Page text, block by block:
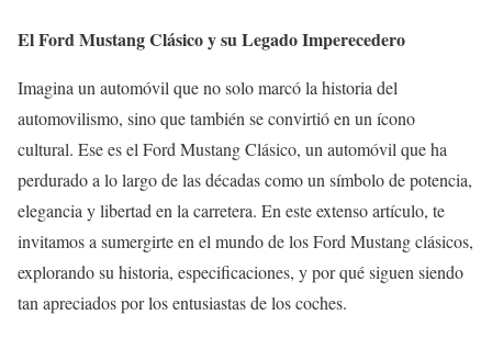
El Ford Mustang Clásico y su Legado Imperecedero
Imagina un automóvil que no solo marcó la historia del
automovilismo, sino que también se convirtió en un ícono
cultural. Ese es el Ford Mustang Clásico, un automóvil que ha
perdurado a lo largo de las décadas como un símbolo de potencia,
elegancia y libertad en la carretera. En este extenso artículo, te
invitamos a sumergirte en el mundo de los Ford Mustang clásicos,
explorando su historia, especificaciones, y por qué siguen siendo
tan apreciados por los entusiastas de los coches.